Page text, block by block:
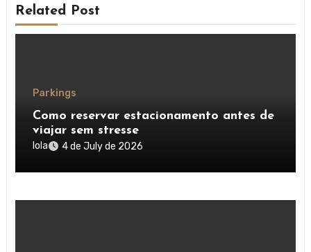
Related Post
Parkings
Como reservar estacionamento antes de
viajar sem stresse
lola 4 de July de 2026